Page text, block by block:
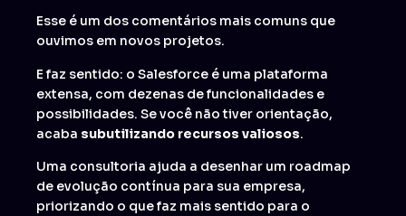
Esse é um dos comentários mais comuns que
ouvimos em novos projetos.
E faz sentido: o Salesforce é uma plataforma
extensa, com dezenas de funcionalidades e
possibilidades. Se você não tiver orientação,
acaba subutilizando recursos valiosos.
Uma consultoria ajuda a desenhar um roadmap
de evolução contínua para sua empresa,
priorizando o que faz mais sentido para o